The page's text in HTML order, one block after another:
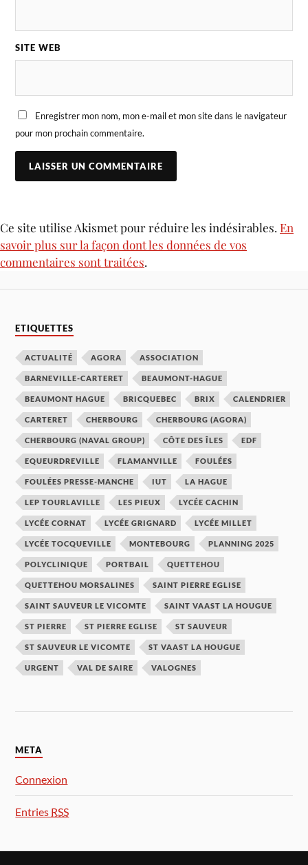
SITE WEB
Enregistrer mon nom, mon e-mail et mon site dans le navigateur
pour mon prochain commentaire.
Ce site utilise Akismet pour réduire les indésirables. En
savoir plus sur la façon dont les données de vos
commentaires sont traitées.
ETIQUETTES
ACTUALITÉ AGORA ASSOCIATION
BARNEVILLE-CARTERET BEAUMONT-HAGUE
BEAUMONT HAGUE BRICQUEBEC BRIX CALENDRIER
CARTERET CHERBOURG CHERBOURG (AGORA)
CHERBOURG (NAVAL GROUP) CÔTE DES ÎLES EDF
EQUEURDREVILLE FLAMANVILLE FOULÉES
FOULÉES PRESSE-MANCHE IUT LA HAGUE
LEP TOURLAVILLE LES PIEUX LYCÉE CACHIN
LYCÉE CORNAT LYCÉE GRIGNARD LYCÉE MILLET
LYCÉE TOCQUEVILLE MONTEBOURG PLANNING 2025
POLYCLINIQUE PORTBAIL QUETTEHOU
QUETTEHOU MORSALINES SAINT PIERRE EGLISE
SAINT SAUVEUR LE VICOMTE SAINT VAAST LA HOUGUE
ST PIERRE ST PIERRE EGLISE ST SAUVEUR
ST SAUVEUR LE VICOMTE ST VAAST LA HOUGUE
URGENT VAL DE SAIRE VALOGNES
META
Connexion
Entries RSS